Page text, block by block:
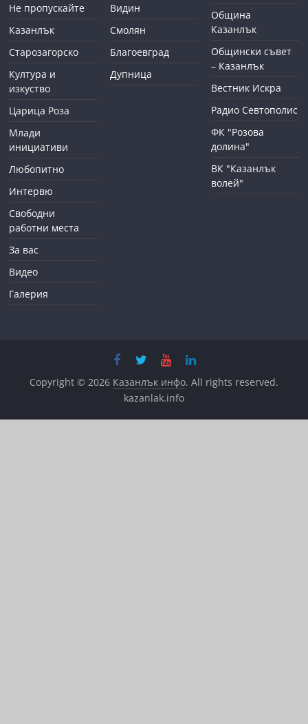
Не пропускайте
Казанлък
Старозагорско
Култура и
изкуство
Царица Роза
Млади
инициативи
Любопитно
Интервю
Свободни
работни места
За вас
Видео
Галерия
Видин
Смолян
Благоевград
Дупница
Община
Казанлък
Общински съвет
– Казанлък
Вестник Искра
Радио Севтополис
ФК "Розова
долина"
ВК "Казанлък
волей"
Copyright © 2026 Казанлък инфо. All rights reserved.
kazanlak.info